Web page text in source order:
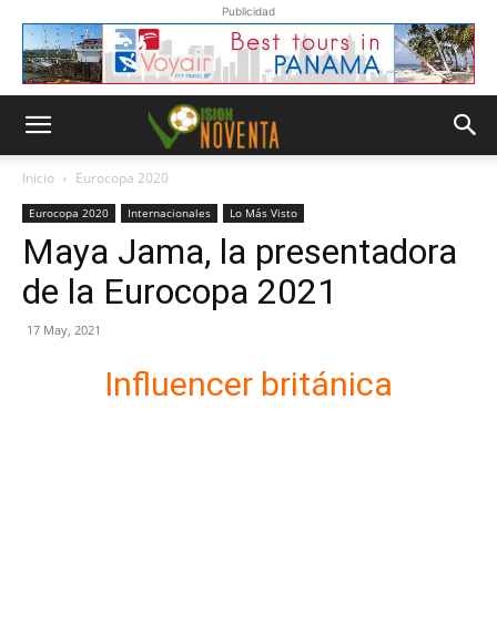
Publicidad
Inicio Eurocopa 2020
Eurocopa 2020 Internacionales Lo Más Visto
Maya Jama, la presentadora
de la Eurocopa 2021
17 May, 2021
Influencer británica